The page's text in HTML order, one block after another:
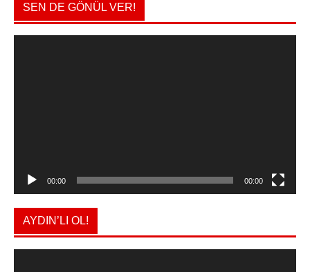
SEN DE GÖNÜL VER!
00:00 00:00
AYDIN’LI OL!
Video